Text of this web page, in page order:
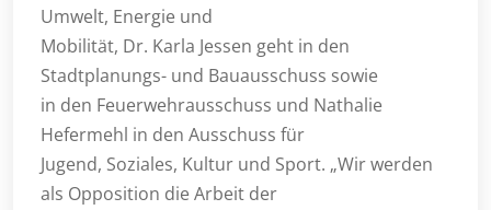
Umwelt, Energie und
Mobilität, Dr. Karla Jessen geht in den
Stadtplanungs- und Bauausschuss sowie
in den Feuerwehrausschuss und Nathalie
Hefermehl in den Ausschuss für
Jugend, Soziales, Kultur und Sport. „Wir werden
als Opposition die Arbeit der